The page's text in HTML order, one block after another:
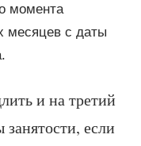
момента
месяцев с даты
и на третий
если